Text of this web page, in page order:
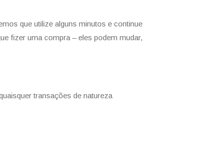
que utilize alguns minutos e continue
fizer uma compra – eles podem mudar,
transações de natureza